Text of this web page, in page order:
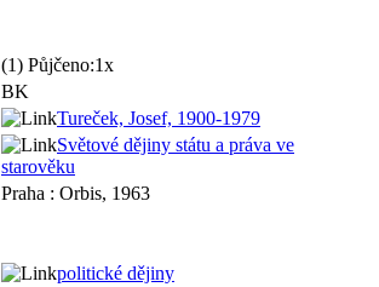
(1) Půjčeno:1x
BK
Tureček, Josef, 1900-1979
Světové dějiny státu a práva ve
starověku
Praha : Orbis, 1963
politické dějiny